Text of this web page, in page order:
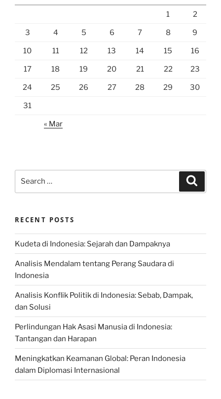
1 2
3 4 5 6 7 8 9
10 11 12 13 14 15 16
17 18 19 20 21 22 23
24 25 26 27 28 29 30
31
« Mar
RECENT POSTS
Kudeta di Indonesia: Sejarah dan Dampaknya
Analisis Mendalam tentang Perang Saudara di
Indonesia
Analisis Konflik Politik di Indonesia: Sebab, Dampak,
dan Solusi
Perlindungan Hak Asasi Manusia di Indonesia:
Tantangan dan Harapan
Meningkatkan Keamanan Global: Peran Indonesia
dalam Diplomasi Internasional